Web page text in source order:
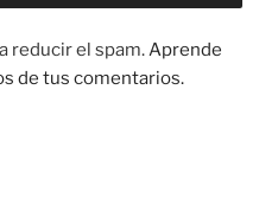
reducir el spam.Aprende
de tus comentarios.